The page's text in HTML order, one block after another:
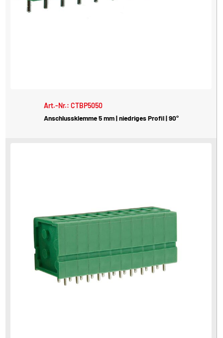
Art.-Nr.: CTBP5050
Anschlussklemme 5 mm | niedriges Profil | 90°